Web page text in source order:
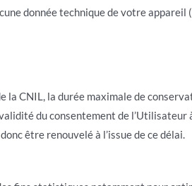
donnée technique de votre appareil
la CNIL, la durée maximale de
du consentement de l’Utilisateur
être renouvelé à l’issue de ce délai.